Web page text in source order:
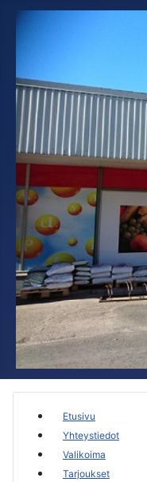
Etusivu
Yhteystiedot
Valikoima
Tarjoukset